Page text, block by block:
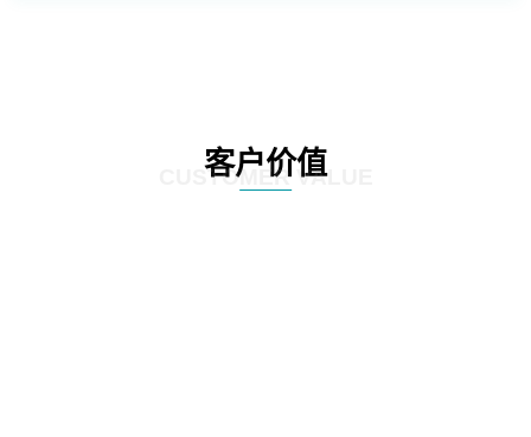
客户价值
CUSTOMER VALUE